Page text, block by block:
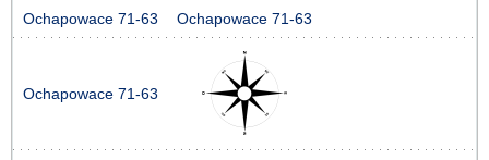
Ochapowace 71-63 Ochapowace 71-63
Ochapowace 71-63